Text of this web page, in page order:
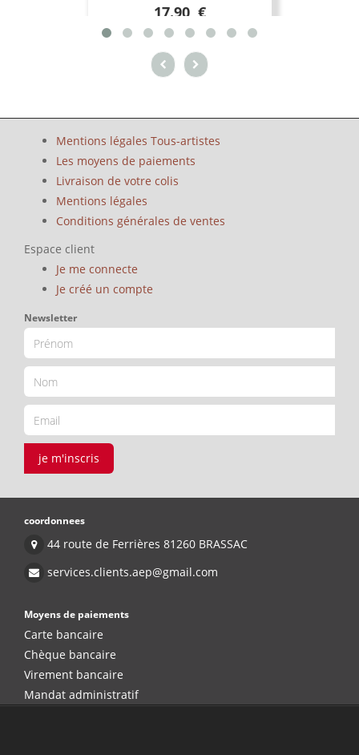
17.90 €
Mentions légales Tous-artistes
Les moyens de paiements
Livraison de votre colis
Mentions légales
Conditions générales de ventes
Espace client
Je me connecte
Je créé un compte
Newsletter
je m'inscris
coordonnees
44 route de Ferrières 81260 BRASSAC
services.clients.aep@gmail.com
Moyens de paiements
Carte bancaire
Chèque bancaire
Virement bancaire
Mandat administratif